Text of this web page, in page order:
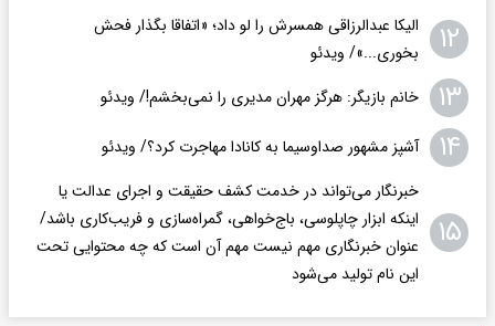
۱۲
الیکا عبدالرزاقی همسرش را لو داد؛ «اتفاقا بگذار فحش
بخوری...»/ ویدئو
۱۳ خانم بازیگر: هرگز مهران مدیری را نمی‌بخشم!/ ویدئو
۱۴ آشپز مشهور صداوسیما به کانادا مهاجرت کرد؟/ ویدئو
۱۵
خبرنگار می‌تواند در خدمت کشف حقیقت و اجرای عدالت یا
اینکه ابزار چاپلوسی، باج‌خواهی، گمراه‌سازی و فریب‌کاری باشد/
عنوان خبرنگاری مهم نیست مهم آن است که چه محتوایی تحت
این نام تولید می‌شود